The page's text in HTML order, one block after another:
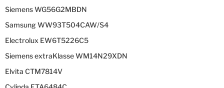
Siemens WG56G2MBDN
Samsung WW93T504CAW/S4
Electrolux EW6T5226C5
Siemens extraKlasse WM14N29XDN
Elvita CTM7814V